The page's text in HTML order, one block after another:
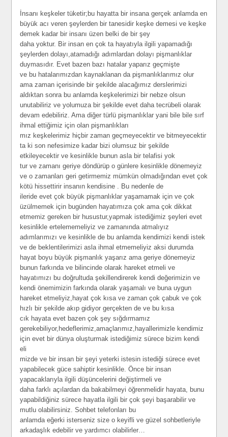
İnsanı keşkeler tüketir;bu hayatta bir insana gerçek anlamda en
büyük acı veren şeylerden bir tanesidir keşke demesi ve keşke
demek kadar bir insanı üzen belki de bir şey
daha yoktur. Bir insan en çok ta hayatıyla ilgili yapamadığı
şeylerden dolayı,atamadığı adımlardan dolayı pişmanlıklar
duymasıdır. Evet bazen bazı hatalar yaparız geçmişte
ve bu hatalarımızdan kaynaklanan da pişmanlıklarımız olur
ama zaman içerisinde bir şekilde alacağımız derslerimizi
aldıktan sonra bu anlamda keşkelerimizi bir nebze olsun
unutabiliriz ve yolumuza bir şekilde evet daha tecrübeli olarak
devam edebiliriz. Ama diğer türlü pişmanlıklar yani bile bile sırf
ihmal ettiğimiz için olan pişmanlıkları
mız keşkelerimiz hiçbir zaman geçmeyecektir ve bitmeyecektir
ta ki son nefesimize kadar bizi olumsuz bir şekilde
etkileyecektir ve kesinlikle bunun asla bir telafisi yok
tur ve zamanı geriye döndürüp o günlere kesinlikle dönemeyiz
ve o zamanları geri getirmemiz mümkün olmadığından evet çok
kötü hissettirir insanın kendisine . Bu nedenle de
ileride evet çok büyük pişmanlıklar yaşamamak için ve çok
üzülmemek için bugünden hayatımıza çok ama çok dikkat
etmemiz gereken bir husustur,yapmak istediğimiz şeyleri evet
kesinlikle ertelememeliyiz ve zamanında atmalıyız
adımlarımızı ve kesinlikle de bu anlamda kendimizi kendi istek
ve de beklentilerimizi asla ihmal etmemeliyiz aksi durumda
hayat boyu büyük pişmanlık yaşarız ama geriye dönemeyiz
bunun farkında ve bilincinde olarak hareket etmeli ve
hayatımızı bu doğrultuda şekillendirerek kendi değerimizin ve
kendi önemimizin farkında olarak yaşamalı ve buna uygun
hareket etmeliyiz,hayat çok kısa ve zaman çok çabuk ve çok
hızlı bir şekilde akıp gidiyor gerçekten de ve bu kısa
cık hayata evet bazen çok şey sığdırmamız
gerekebiliyor,hedeflerimiz,amaçlarımız,hayallerimizle kendimiz
için evet bir dünya oluşturmak istediğimiz sürece bizim kendi
eli
mizde ve bir insan bir şeyi yeterki istesin istediği sürece evet
yapabilecek güce sahiptir kesinlikle. Önce bir insan
yapacaklarıyla ilgili düşüncelerini değiştirmeli ve
daha farklı açılardan da bakabilmeyi öğrenmelidir hayata, bunu
yapabildiğiniz sürece hayatla ilgili bir çok şeyi başarabilir ve
mutlu olabilirsiniz. Sohbet telefonları bu
anlamda eğerki isterseniz size o keyifli ve güzel sohbetleriyle
arkadaşlık edebilir ve yardımcı olabilirler…